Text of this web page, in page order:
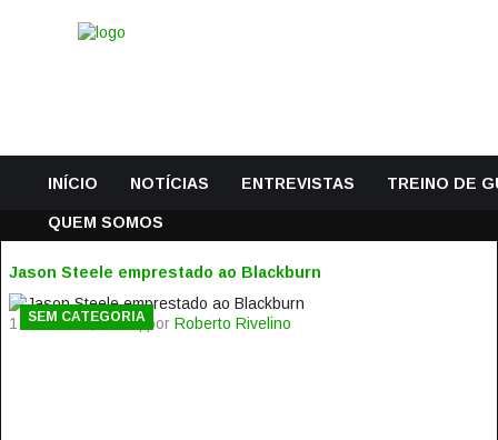
INÍCIO NOTÍCIAS ENTREVISTAS TREINO DE
QUEM SOMOS
Jason Steele emprestado ao Blackburn
1 Setembro, 2014 | por Roberto Rivelino
SEM CATEGORIA